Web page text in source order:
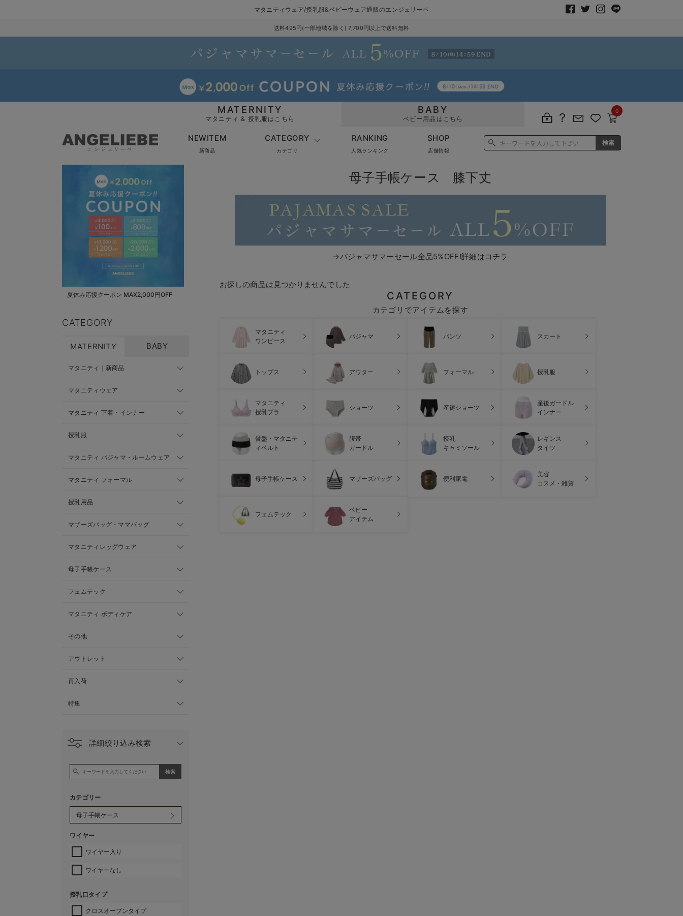
マタニティウェア/授乳服&ベビーウェア通販のエンジェリーベ
送料495円(一部地域を除く) 7,700円以上で送料無料
MATERNITY
マタニティ & 授乳服はこちら
BABY
ベビー用品はこちら
0
NEWITEM
新商品
CATEGORY
カテゴリ
RANKING
人気ランキング
SHOP
店舗情報
夏休み応援クーポン MAX2,000円OFF
CATEGORY
MATERNITY BABY
マタニティ｜新商品
マタニティウェア
マタニティ 下着・インナー
授乳服
マタニティ パジャマ・ルームウェア
マタニティ フォーマル
授乳用品
マザーズバッグ・ママバッグ
マタニティレッグウェア
母子手帳ケース
フェムテック
マタニティ ボディケア
その他
アウトレット
再入荷
特集
詳細絞り込み検索
カテゴリー
ワイヤー
ワイヤー入り
ワイヤーなし
授乳口タイプ
クロスオープンタイプ
母子手帳ケース 膝下丈
→パジャマサマーセール全品5%OFF!詳細はコチラ
お探しの商品は見つかりませんでした
CATEGORY
カテゴリでアイテムを探す
マタニティ
ワンピース
パジャマ パンツ スカート
トップス アウター フォーマル 授乳服
マタニティ
授乳ブラ
ショーツ 産褥ショーツ
産後ガードル
インナー
骨盤・マタニテ
ィベルト
腹帯
ガードル
授乳
キャミソール
レギンス
タイツ
母子手帳ケース マザーズバッグ 便利家電
美容
コスメ・雑貨
フェムテック
ベビー
アイテム